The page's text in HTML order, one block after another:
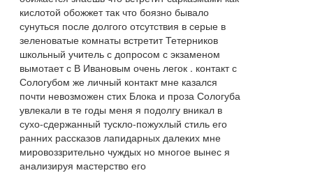
кислотой обожжет так что боязно бывало
сунуться после долгого отсутствия в серые в
зеленоватые комнаты встретит Тетерников
школьный учитель с допросом с экзаменом
вымотает с В Ивановым очень легок . контакт с
Сологубом же личный контакт мне казался
почти невозможен стих Блока и проза Сологуба
увлекали в те годы меня я подолгу вникал в
сухо-сдержанный тускло-пожухлый стиль его
ранних рассказов лапидарных далеких мне
мировоззрительно чуждых но многое вынес я
анализируя мастерство его